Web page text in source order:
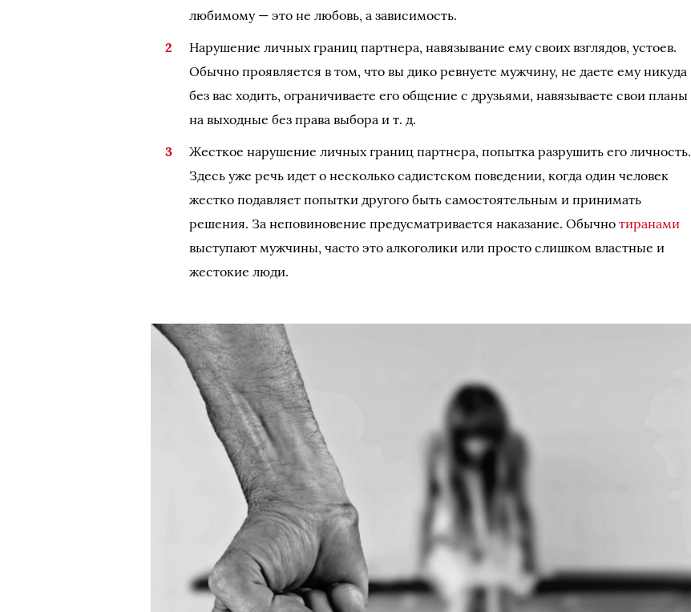
любимому — это не любовь, а зависимость.
Нарушение личных границ партнера, навязывание ему своих взглядов, устоев.
Обычно проявляется в том, что вы дико ревнуете мужчину, не даете ему никуда
без вас ходить, ограничиваете его общение с друзьями, навязываете свои планы
на выходные без права выбора и т. д.
Жесткое нарушение личных границ партнера, попытка разрушить его личность.
Здесь уже речь идет о несколько садистском поведении, когда один человек
жестко подавляет попытки другого быть самостоятельным и принимать
решения. За неповиновение предусматривается наказание. Обычнотиранами
выступают мужчины, часто это алкоголики или просто слишком властные и
жестокие люди.